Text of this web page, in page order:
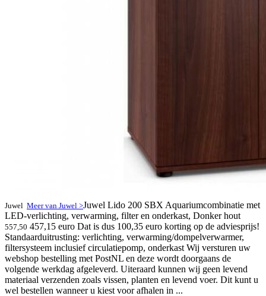
Juwel Meer van Juwel >Juwel Lido 200 SBX Aquariumcombinatie met
LED-verlichting, verwarming, filter en onderkast, Donker hout
557,50 457,15 euro Dat is dus 100,35 euro korting op de adviesprijs!
Standaarduitrusting: verlichting, verwarming/dompelverwarmer,
filtersysteem inclusief circulatiepomp, onderkast Wij versturen uw
webshop bestelling met PostNL en deze wordt doorgaans de
volgende werkdag afgeleverd. Uiteraard kunnen wij geen levend
materiaal verzenden zoals vissen, planten en levend voer. Dit kunt u
wel bestellen wanneer u kiest voor afhalen in ...